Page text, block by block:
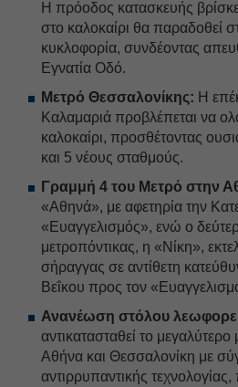
Η πρόοδος κατασκευής
στο καλοκαίρι θα παραδοθεί
κυκλοφορία, συνδέοντας
Εγνατία Οδό.
Μετρό Θεσσαλονίκης: Η
Καλαμαριά προβλέπεται να
καλοκαίρι, προσθέτοντας
και 5 νέους σταθμούς.
Γραμμή 4 του Μετρό στην
«Αθηνά», με αφετηρία την
«Ευαγγελισμός», ενώ ο
μετροπόντικας, η «Νίκη»,
σήραγγας σε αντίθετη
Βεΐκου προς τον
Ανανέωση στόλου
αντικατασταθεί το
Αθήνα και Θεσσαλονίκη με
αντιρρυπαντικής